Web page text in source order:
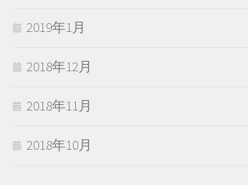
2019年1月
2018年12月
2018年11月
2018年10月